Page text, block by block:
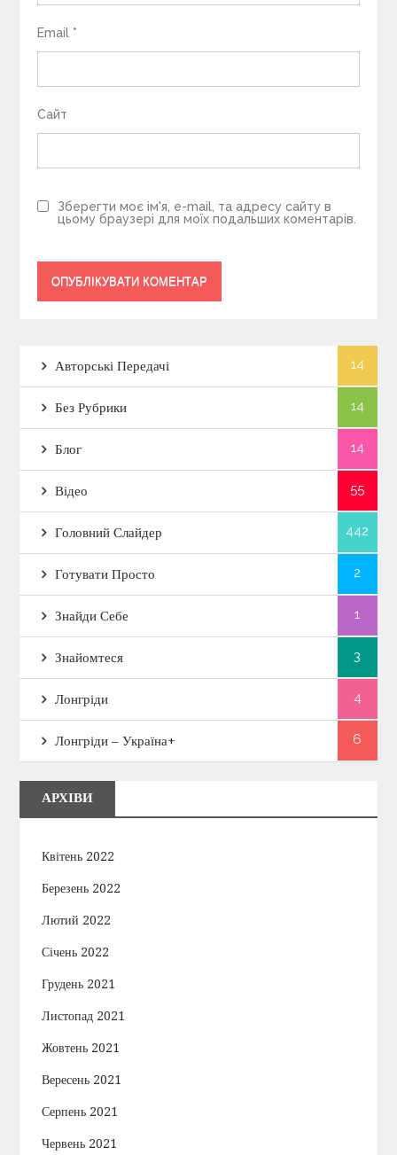
Email *
Сайт
Зберегти моє ім'я, e-mail, та адресу сайту в
цьому браузері для моїх подальших коментарів.
Авторські Передачі 14
Без Рубрики 14
Блог 14
Відео 55
Головний Слайдер 442
Готувати Просто 2
Знайди Себе 1
Знайомтеся 3
Лонгріди 4
Лонгріди – Україна+ 6
АРХІВИ
Квітень 2022
Березень 2022
Лютий 2022
Січень 2022
Грудень 2021
Листопад 2021
Жовтень 2021
Вересень 2021
Серпень 2021
Червень 2021